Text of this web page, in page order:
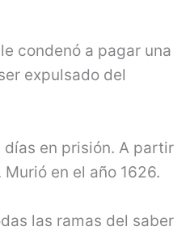
condenó a pagar una
expulsado del
en prisión. A partir
en el año 1626.
las ramas del saber